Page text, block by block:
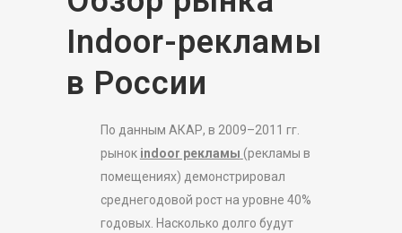
Indoor-рекламы
в России
По данным АКАР, в 2009–2011 гг.
рынок indoor рекламы (рекламы в
помещениях) демонстрировал
среднегодовой рост на уровне 40%
годовых. Насколько долго будут